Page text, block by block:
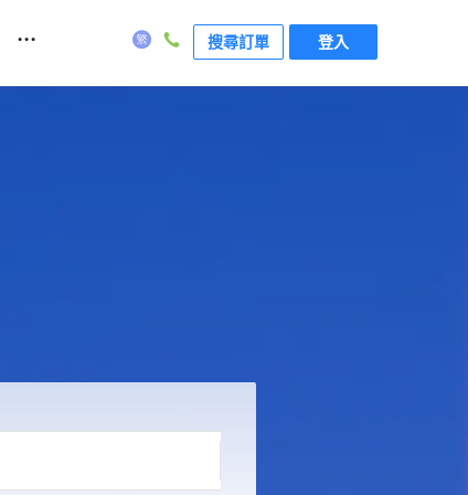
... 搜尋訂單 登入